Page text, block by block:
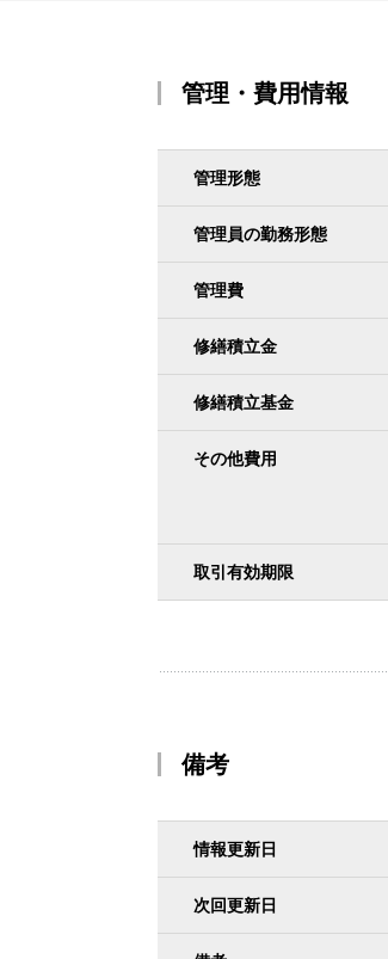
管理・費用情報
管理形態
管理員の勤務形態
管理費
修繕積立金
修繕積立基金
その他費用
取引有効期限
備考
情報更新日
次回更新日